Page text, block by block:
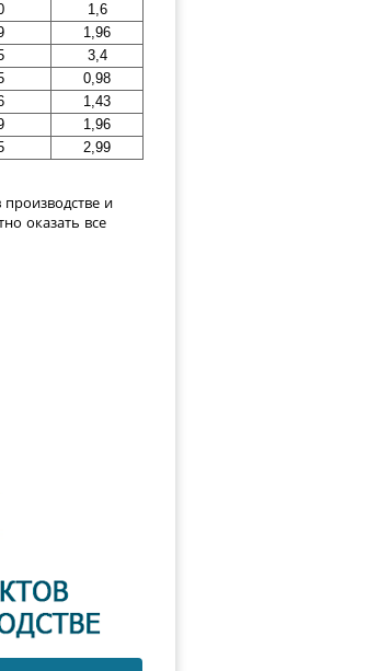
1,6
1,96
3,4
0,98
1,43
1,96
2,99
и
оказать все